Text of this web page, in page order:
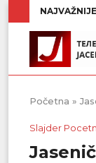
Početna »
Slajder